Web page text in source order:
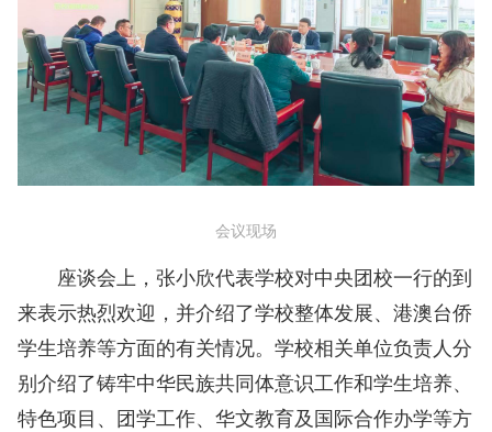
会议现场
座谈会上，张小欣代表学校对中央团校一行的到
来表示热烈欢迎，并介绍了学校整体发展、港澳台侨
学生培养等方面的有关情况。学校相关单位负责人分
别介绍了铸牢中华民族共同体意识工作和学生培养、
特色项目、团学工作、华文教育及国际合作办学等方